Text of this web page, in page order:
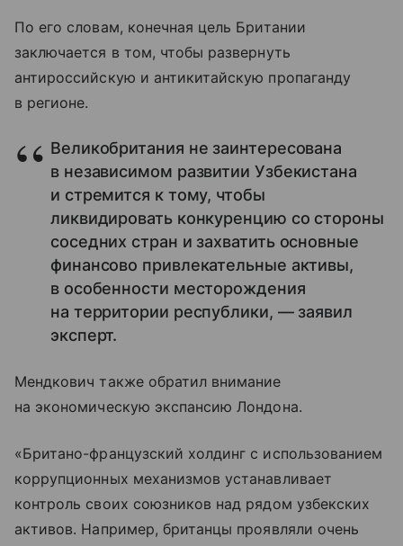
По его словам, конечная цель Британии
заключается в том, чтобы развернуть
антироссийскую и антикитайскую пропаганду
в регионе.
Великобритания не заинтересована
в независимом развитии Узбекистана
и стремится к тому, чтобы
ликвидировать конкуренцию со стороны
соседних стран и захватить основные
финансово привлекательные активы,
в особенности месторождения
на территории республики, — заявил
эксперт.
Мендкович также обратил внимание
на экономическую экспансию Лондона.
«Британо-французский холдинг с использованием
коррупционных механизмов устанавливает
контроль своих союзников над рядом узбекских
активов. Например, британцы проявляли очень